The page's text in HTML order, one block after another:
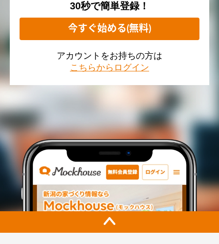
30秒で簡単登録！
今すぐ始める(無料)
アカウントをお持ちの方は
こちらからログイン